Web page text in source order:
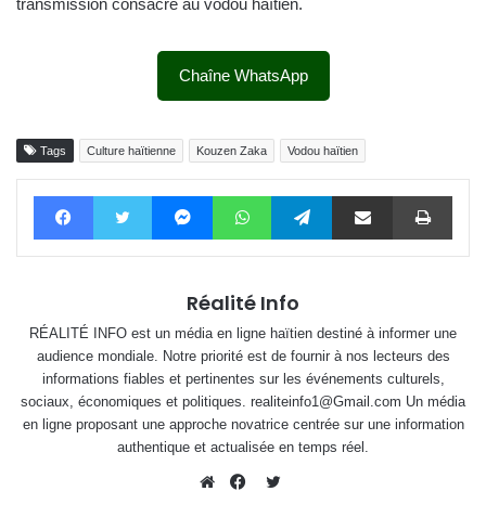
transmission consacré au vodou haïtien.
Chaîne WhatsApp
Tags Culture haïtienne Kouzen Zaka Vodou haïtien
FacebookTwitter MessengerWhatsAppTelegram Partager par email
Réalité Info
RÉALITÉ INFO est un média en ligne haïtien destiné à informer une
audience mondiale. Notre priorité est de fournir à nos lecteurs des
informations fiables et pertinentes sur les événements culturels,
sociaux, économiques et politiques. realiteinfo1@Gmail.com Un média
en ligne proposant une approche novatrice centrée sur une information
authentique et actualisée en temps réel.